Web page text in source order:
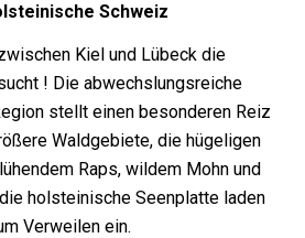
Schweiz
Kiel und Lübeck die
! Die abwechslungsreiche
stellt einen besonderen Reiz
Waldgebiete, die hügeligen
Raps, wildem Mohn und
holsteinische Seenplatte laden
Verweilen ein.